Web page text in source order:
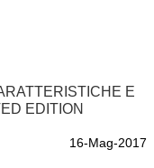
E
EDITION
16-Mag-2017